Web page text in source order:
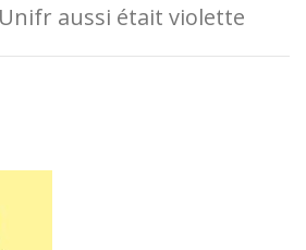
aussi était violette